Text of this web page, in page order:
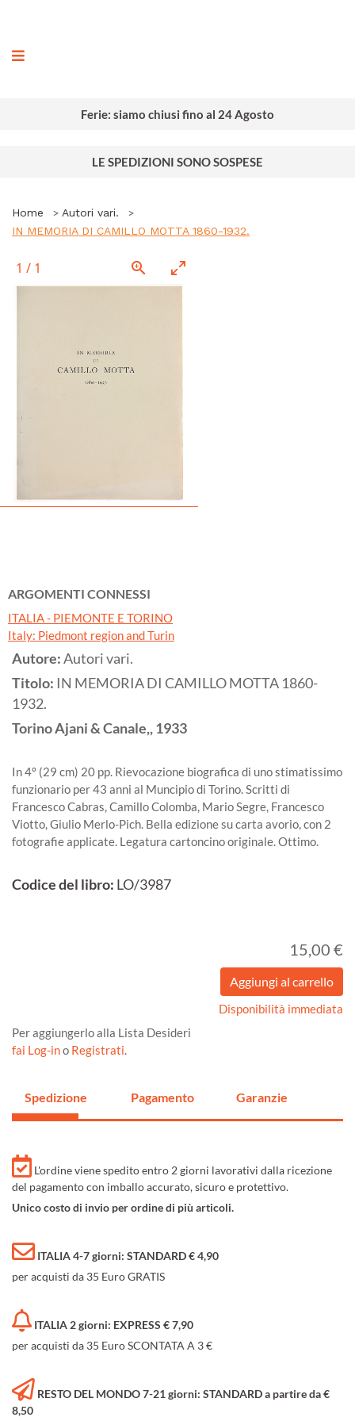
Ferie: siamo chiusi fino al 24 Agosto
LE SPEDIZIONI SONO SOSPESE
Home
Autori vari.
IN MEMORIA DI CAMILLO MOTTA 1860-1932.
1 / 1
ARGOMENTI CONNESSI
ITALIA - PIEMONTE E TORINO
Italy: Piedmont region and Turin
Autore:Autori vari.
Titolo: IN MEMORIA DI CAMILLO MOTTA 1860-
1932.
TorinoAjani & Canale,,1933
In 4º (29 cm) 20 pp. Rievocazione biografica di uno stimatissimo
funzionario per 43 anni al Muncipio di Torino. Scritti di
Francesco Cabras, Camillo Colomba, Mario Segre, Francesco
Viotto, Giulio Merlo-Pich. Bella edizione su carta avorio, con 2
fotografie applicate. Legatura cartoncino originale. Ottimo.
Codice del libro: LO/3987
15,00 €
Disponibilità immediata
Per aggiungerlo alla Lista Desideri
fai Log-ino Registrati.
Spedizione Pagamento Garanzie
L'ordine viene spedito entro 2 giorni lavorativi dalla ricezione
del pagamento con imballo accurato, sicuro e protettivo.
Unico costo di invio per ordine di più articoli.
ITALIA 4-7 giorni: STANDARD € 4,90
per acquisti da 35 Euro GRATIS
ITALIA 2 giorni: EXPRESS € 7,90
per acquisti da 35 Euro SCONTATA A 3 €
RESTO DEL MONDO 7-21 giorni: STANDARD a partire da €
8,50